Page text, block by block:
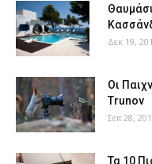
Δεκ 19,
Οι
Trunov
Σεπ 28,
Τα 10